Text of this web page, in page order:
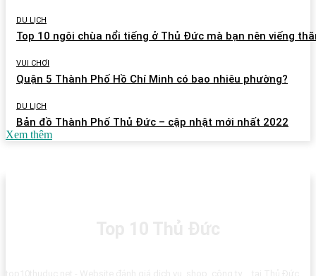
DU LỊCH
Top 10 ngôi chùa nổi tiếng ở Thủ Đức mà bạn nên viếng
VUI CHƠI
Quận 5 Thành Phố Hồ Chí Minh có bao nhiêu phường?
DU LỊCH
Bản đồ Thành Phố Thủ Đức – cập nhật mới nhất 2022
Xem thêm